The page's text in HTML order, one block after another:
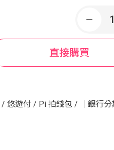
直接購買
/ 悠遊付 / Pi 拍錢包 / ｜銀行分